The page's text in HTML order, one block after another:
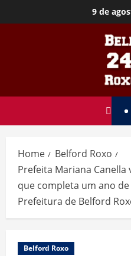
9 de
Home
Belford Roxo
Prefeita Mariana
que completa um ano
Prefeitura de Belford
Belford Roxo